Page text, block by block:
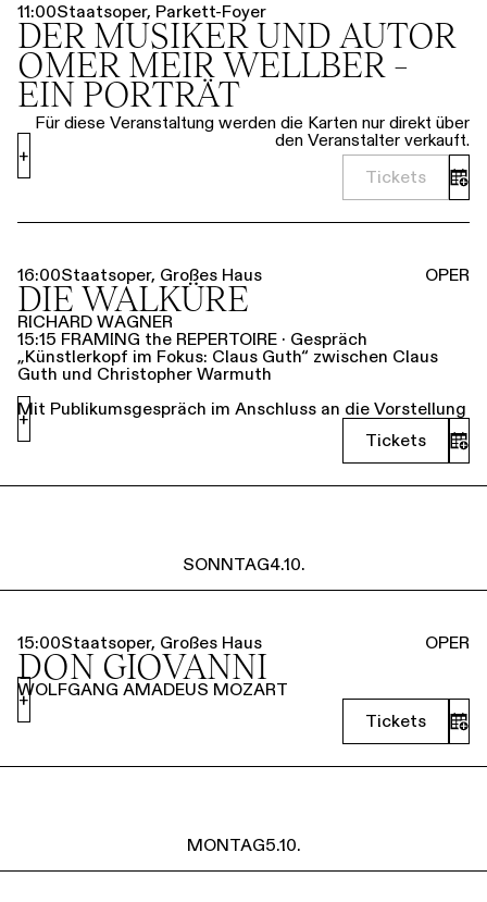
11:00Staatsoper, Parkett-Foyer
DER MUSIKER UND AUTOR
OMER MEIR WELLBER –
EIN PORTRÄT
Für diese Veranstaltung werden die Karten nur direkt über
den Veranstalter verkauft.
Tickets
+
16:00Staatsoper, Großes Haus OPER
DIE WALKÜRE
RICHARD WAGNER
15:15 FRAMING the REPERTOIRE · Gespräch
„Künstlerkopf im Fokus: Claus Guth“ zwischen Claus
Guth und Christopher Warmuth
Mit Publikumsgespräch im Anschluss an die Vorstellung
Tickets
+
SONNTAG4.10.
15:00Staatsoper, Großes Haus OPER
DON GIOVANNI
WOLFGANG AMADEUS MOZART
Tickets
+
MONTAG5.10.